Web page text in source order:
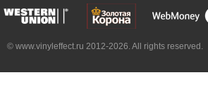
© www.vinyleffect.ru 2012-2026. All rights reserved.